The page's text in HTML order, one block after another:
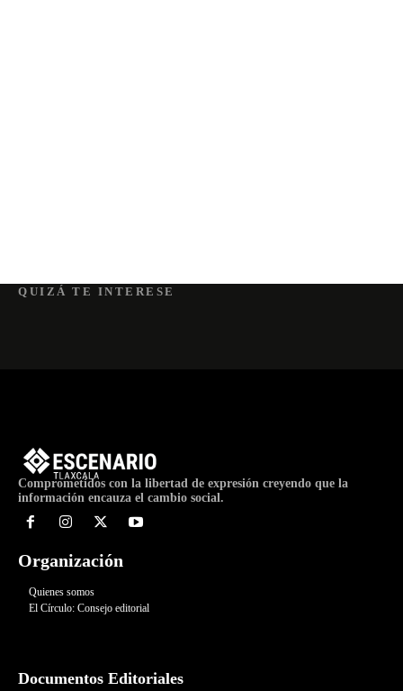
QUIZÁ TE INTERESE
Comprometidos con la libertad de expresión creyendo que la
información encauza el cambio social.
Organización
Quienes somos
El Círculo: Consejo editorial
Documentos Editoriales